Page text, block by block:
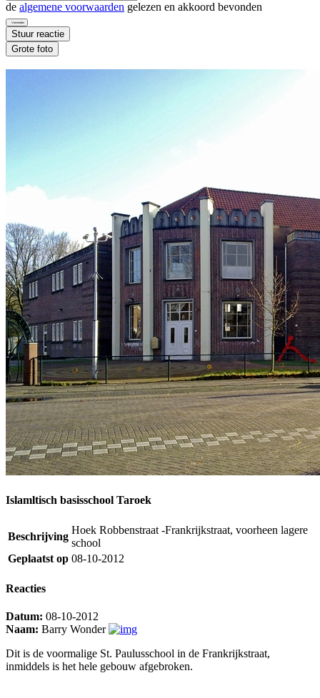
de algemene voorwaarden gelezen en akkoord bevonden
Islamltisch basisschool Taroek
Beschrijving
Hoek Robbenstraat -Frankrijkstraat, voorheen lagere
school
Geplaatst op 08-10-2012
Reacties
Datum: 08-10-2012
Naam: Barry Wonder
Dit is de voormalige St. Paulusschool in de Frankrijkstraat,
inmiddels is het hele gebouw afgebroken.